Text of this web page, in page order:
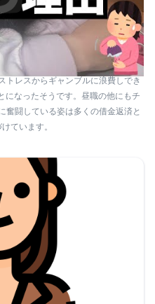
トレスからギャンブルに浪費しでき
になったそうです。昼職の他にもチ
奮闘している姿は多くの借金返済と
ています。